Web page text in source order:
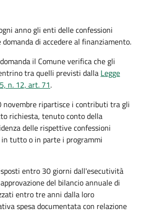
anno gli enti delle confessioni
di accedere al finanziamento.
il Comuneverifica che gli
tra quelli previsti dalla Legge
n. 12, art. 71.
novembre ripartisce i contributi tra gli
richiesta, tenuto conto della
delle rispettive confessioni
tutto o in parte i programmi
entro 30 giorni dall'esecutività
del bilancio annuale di
entro tre anni dalla loro
spesa documentata con relazione